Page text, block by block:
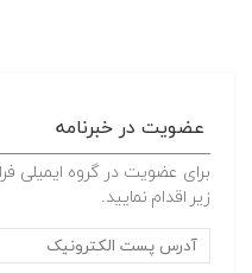
عضویت در خبرنامه
برای عضویت در گروه ایمیلی
زیر اقدام نمایید.